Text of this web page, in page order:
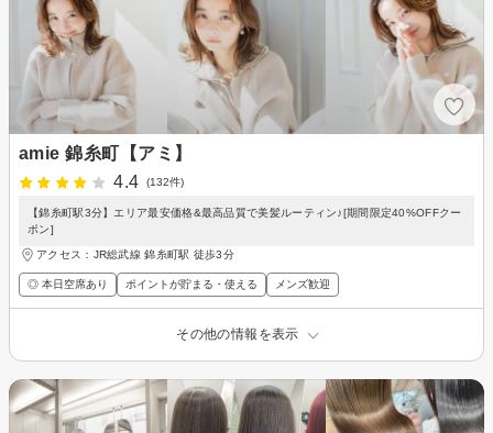
amie 錦糸町【アミ】
4.4
(132件)
【錦糸町駅3分】エリア最安価格&最高品質で美髪ルーティン♪[期間限定40%OFFクー
ポン]
アクセス：JR総武線 錦糸町駅 徒歩3分
◎ 本日空席あり ポイントが貯まる・使える メンズ歓迎
その他の情報を表示